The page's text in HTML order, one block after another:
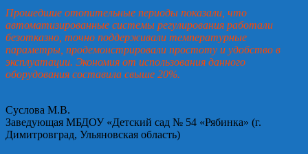
Прошедшие отопительные периоды показали, что
автоматизированные системы регулирования работали
безотказно, точно поддерживали температурные
параметры, продемонстрировали простоту и удобство в
эксплуатации. Экономия от использования данного
оборудования составила свыше 20%.
Суслова М.В.
Заведующая МБДОУ «Детский сад № 54 «Рябинка» (г.
Димитровград, Ульяновская область)